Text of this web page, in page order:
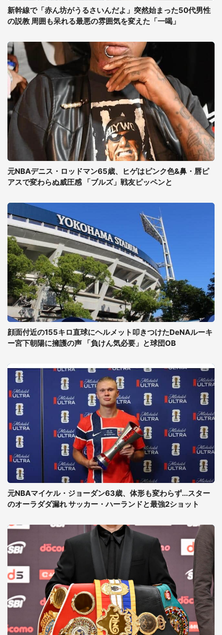
新幹線で「赤ん坊がうるさいんだよ」突然始まった50代男性
の説教 周囲も呆れる最悪の雰囲気を変えた「一喝」
元NBAデニス・ロッドマン65歳、ヒゲはピンク色&鼻・唇ピ
アスで変わらぬ威圧感 「ブルズ」戦友ピッペンと
顔面付近の155キロ直球にヘルメット叩きつけたDeNAルーキ
ー宮下朝陽に擁護の声 「負けん気必要」と球団OB
元NBAマイケル・ジョーダン63歳、体形も変わらず...スター
のオーラダダ漏れ サッカー・ハーランドと最強2ショット